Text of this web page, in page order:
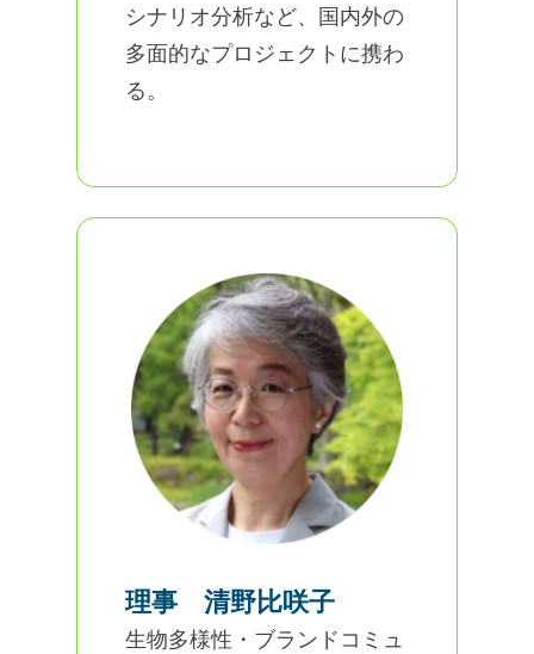
シナリオ分析など、国内外の
多面的なプロジェクトに携わ
る。
理事 清野比咲子
生物多様性・ブランドコミュ